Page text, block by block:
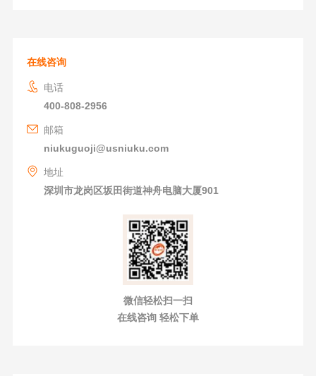
在线咨询
电话
400-808-2956
邮箱
niukuguoji@usniuku.com
地址
深圳市龙岗区坂田街道神舟电脑大厦901
微信轻松扫一扫
在线咨询 轻松下单